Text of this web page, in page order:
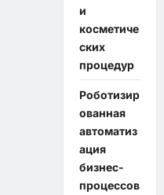
и
косметиче
ских
процедур
Роботизир
ованная
автоматиз
ация
бизнес-
процессов